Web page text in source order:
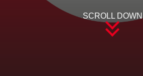
SCROLL DOWN